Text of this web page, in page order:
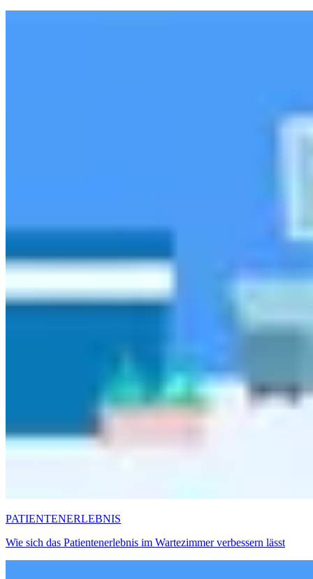
PATIENTENERLEBNIS
Wie sich das Patientenerlebnis im Wartezimmer verbessern lässt